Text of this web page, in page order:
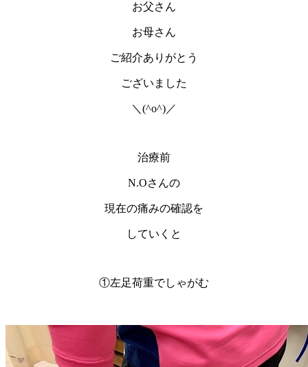
お父さん
お母さん
ご紹介ありがとう
ございました
＼(^o^)／
治療前
N.Oさんの
現在の痛みの確認を
していくと
①左足荷重でしゃがむ